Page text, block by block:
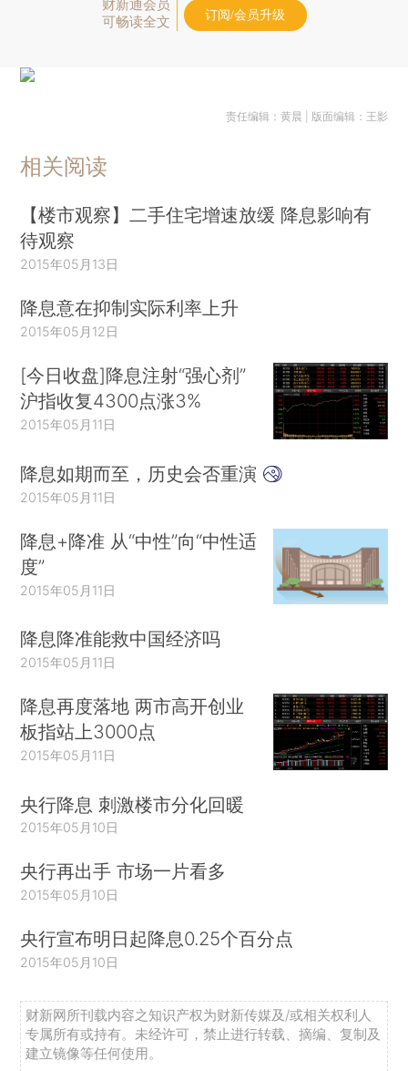
财新通会员
可畅读全文
订阅/会员升级
责任编辑：黄晨 | 版面编辑：王影
相关阅读
【楼市观察】二手住宅增速放缓 降息影响有
待观察
2015年05月13日
降息意在抑制实际利率上升
2015年05月12日
[今日收盘]降息注射“强心剂”
沪指收复4300点涨3%
2015年05月11日
降息如期而至，历史会否重演
2015年05月11日
降息+降准 从“中性”向“中性适
度”
2015年05月11日
降息降准能救中国经济吗
2015年05月11日
降息再度落地 两市高开创业
板指站上3000点
2015年05月11日
央行降息 刺激楼市分化回暖
2015年05月10日
央行再出手 市场一片看多
2015年05月10日
央行宣布明日起降息0.25个百分点
2015年05月10日
财新网所刊载内容之知识产权为财新传媒及/或相关权利人
专属所有或持有。未经许可，禁止进行转载、摘编、复制及
建立镜像等任何使用。